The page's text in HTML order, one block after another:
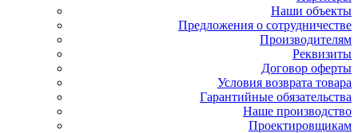
Наши объекты
Предложения о сотрудничестве
Производителям
Реквизиты
Договор оферты
Условия возврата товара
Гарантийные обязательства
Наше производство
Проектировщикам